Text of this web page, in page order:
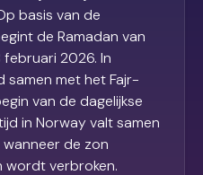
basis van de
de Ramadan van
februari 2026. In
samen met het Fajr-
van de dagelijkse
in Norway valt samen
de zon
wordt verbroken.